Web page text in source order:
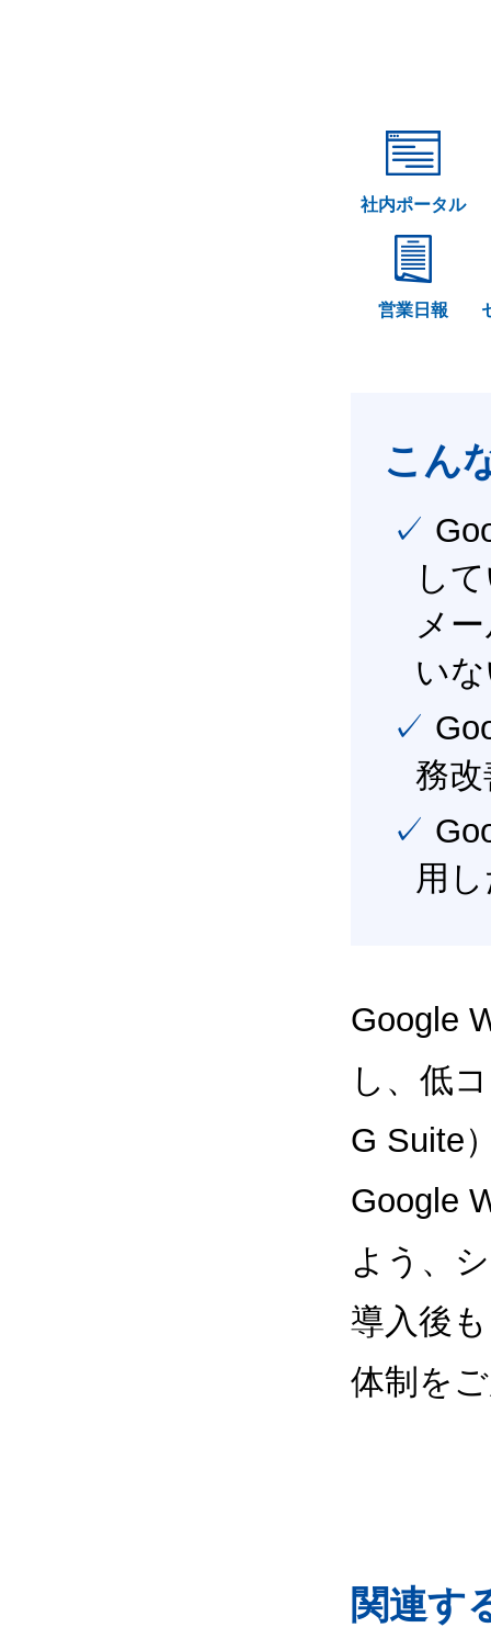
社内ポータル
営業日報
こん
✓ Google Workspace（旧G Suite） を社内で導入
し
メ
い
✓ Google Workspace（旧G Suite） を活用し、業
務
✓ Google Workspace（旧G Suite） を最大限に活
用
Google
し、低
G Suite
Google
よう、
導入後
体制を
関連す